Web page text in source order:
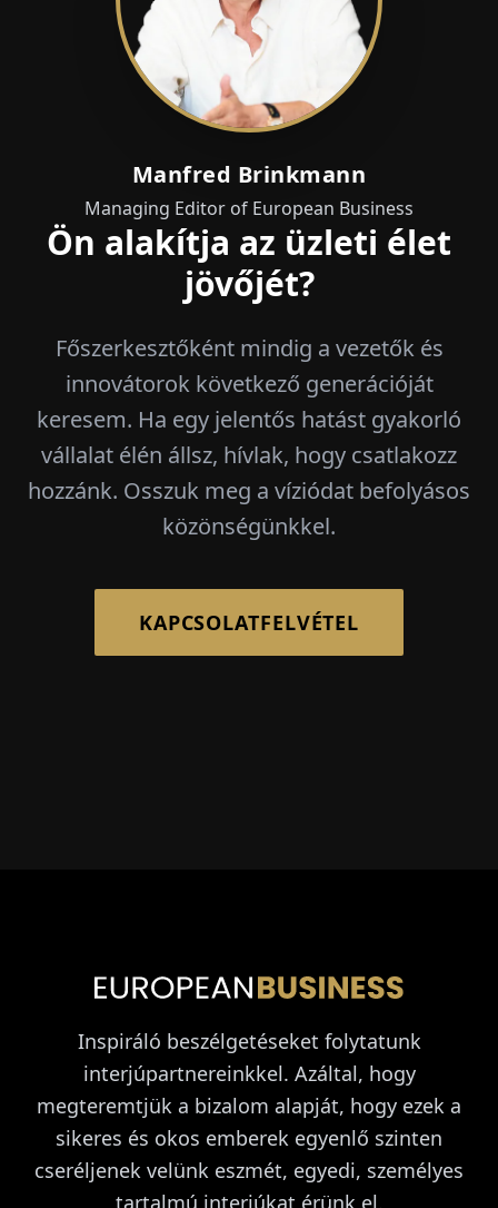
Manfred Brinkmann
Managing Editor of European Business
Ön alakítja az üzleti élet
jövőjét?
Főszerkesztőként mindig a vezetők és
innovátorok következő generációját
keresem. Ha egy jelentős hatást gyakorló
vállalat élén állsz, hívlak, hogy csatlakozz
hozzánk. Osszuk meg a víziódat befolyásos
közönségünkkel.
KAPCSOLATFELVÉTEL
Inspiráló beszélgetéseket folytatunk
interjúpartnereinkkel. Azáltal, hogy
megteremtjük a bizalom alapját, hogy ezek a
sikeres és okos emberek egyenlő szinten
cseréljenek velünk eszmét, egyedi, személyes
tartalmú interjúkat érünk el.